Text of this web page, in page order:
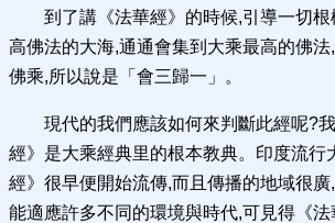
到了講《法華經》的時候,引導一切
高佛法的大海,通通會集到大乘最高的佛
佛乘,所以說是「會三歸一」。
現代的我們應該如何來判斷此經呢?
經》是大乘經典里的根本教典。印度流行
經》很早便開始流傳,而且傳播的地域很
能適應許多不同的環境與時代,可見得《